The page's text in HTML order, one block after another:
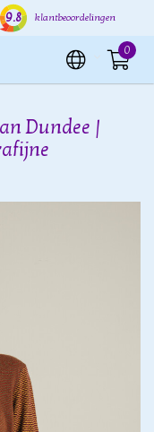
binnen 24 uur
9.8 klantbeoordelingen
0
Dundee |